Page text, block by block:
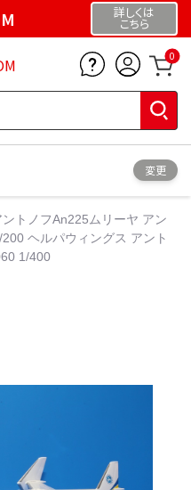
詳しくは
こちら
0
変更
ントノフAn225ムリーヤ アン
ヘルパウィングス アント
1/400